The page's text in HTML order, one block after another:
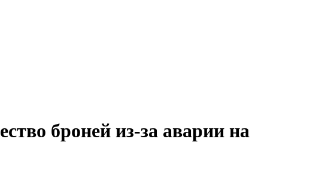
броней из-за аварии на